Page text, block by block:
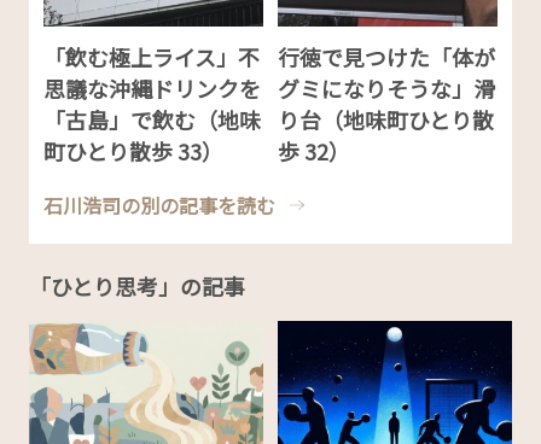
「飲む極上ライス」不
思議な沖縄ドリンクを
「古島」で飲む（地味
町ひとり散歩 33）
行徳で見つけた「体が
グミになりそうな」滑
り台（地味町ひとり散
歩 32）
石川浩司の別の記事を読む
「ひとり思考」の記事